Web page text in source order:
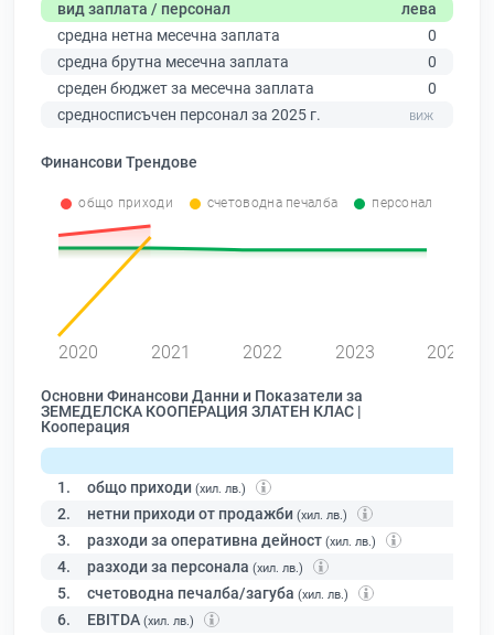
вид заплата / персонал
лева
средна нетна месечна заплата
0
средна брутна месечна заплата
0
среден бюджет за месечна заплата
0
средносписъчен персонал за 2025 г.
Финансови Трендове
общо приходи счетоводна печалба персонал
2020 2021 2022 2023 2024
Основни Финансови Данни и Показатели за
ЗЕМЕДЕЛСКА КООПЕРАЦИЯ ЗЛАТЕН КЛАС |
Кооперация
1. общо приходи (хил. лв.)
2. нетни приходи от продажби (хил. лв.)
3. разходи за оперативна дейност (хил. лв.)
4. разходи за персонала (хил. лв.)
5. счетоводна печалба/загуба (хил. лв.)
6. EBITDA (хил. лв.)